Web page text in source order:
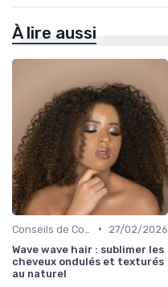
À lire aussi
•
27/02/2026
Wave wave hair : sublimer les
cheveux ondulés et texturés
au naturel